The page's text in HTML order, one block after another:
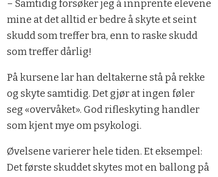
– Samtidig forsøker jeg å innprente elevene
mine at det alltid er bedre å skyte et seint
skudd som treffer bra, enn to raske skudd
som treffer dårlig!
På kursene lar han deltakerne stå på rekke
og skyte samtidig. Det gjør at ingen føler
seg «overvåket». God rifleskyting handler
som kjent mye om psykologi.
Øvelsene varierer hele tiden. Et eksempel:
Det første skuddet skytes mot en ballong på